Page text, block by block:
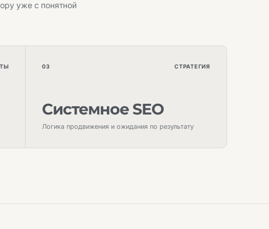
уже с понятной
03 СТРАТЕГИЯ
Системное SEO
Логика продвижения и ожидания по результату